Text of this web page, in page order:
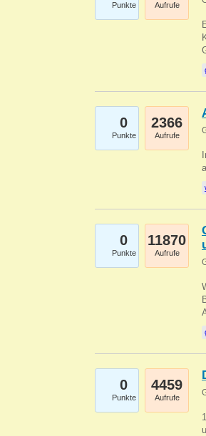
Punkte Aufrufe
0
Punkte
2366
Aufrufe
0
Punkte
11870
Aufrufe
0
Punkte
4459
Aufrufe